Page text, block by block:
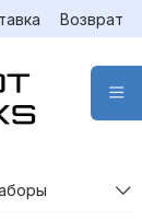
Возврат